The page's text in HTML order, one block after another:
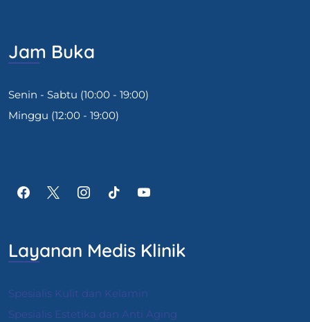
Jam Buka
Senin - Sabtu (10:00 - 19:00)
Minggu (12:00 - 19:00)
Layanan Medis Klinik
Spesialis Kulit dan Kelamin
Spesialis Estetika dan Anti Aging